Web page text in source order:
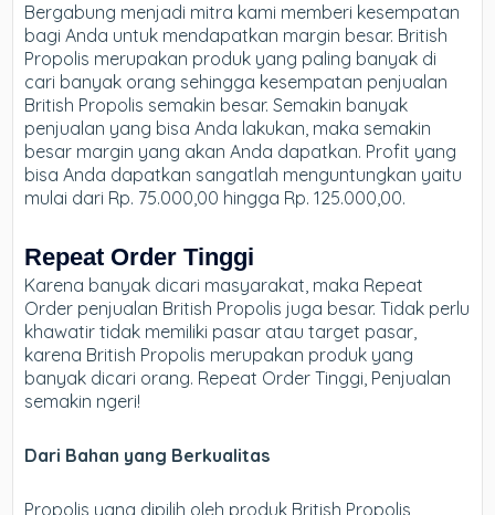
Bergabung menjadi mitra kami memberi kesempatan
bagi Anda untuk mendapatkan margin besar. British
Propolis merupakan produk yang paling banyak di
cari banyak orang sehingga kesempatan penjualan
British Propolis semakin besar. Semakin banyak
penjualan yang bisa Anda lakukan, maka semakin
besar margin yang akan Anda dapatkan. Profit yang
bisa Anda dapatkan sangatlah menguntungkan yaitu
mulai dari Rp. 75.000,00 hingga Rp. 125.000,00.
Repeat Order Tinggi
Karena banyak dicari masyarakat, maka Repeat
Order penjualan British Propolis juga besar. Tidak perlu
khawatir tidak memiliki pasar atau target pasar,
karena British Propolis merupakan produk yang
banyak dicari orang. Repeat Order Tinggi, Penjualan
semakin ngeri!
Dari Bahan yang Berkualitas
Propolis yang dipilih oleh produk British Propolis